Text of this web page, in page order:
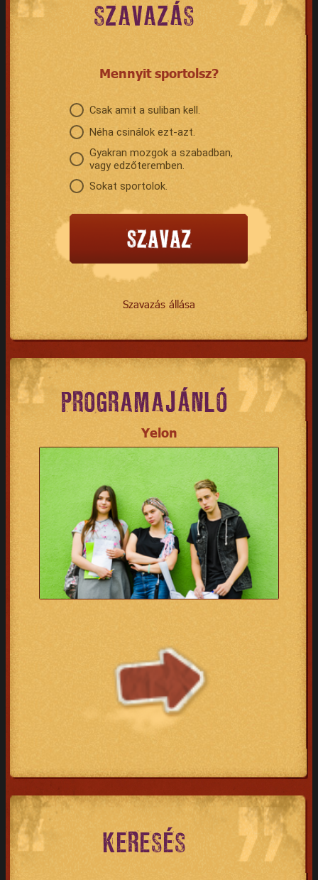
SZAVAZÁS
Mennyit sportolsz?
Csak amit a suliban kell.
Néha csinálok ezt-azt.
Gyakran mozgok a szabadban,
vagy edzőteremben.
Sokat sportolok.
Szavazás állása
PROGRAMAJÁNLÓ
Yelon
KERESÉS